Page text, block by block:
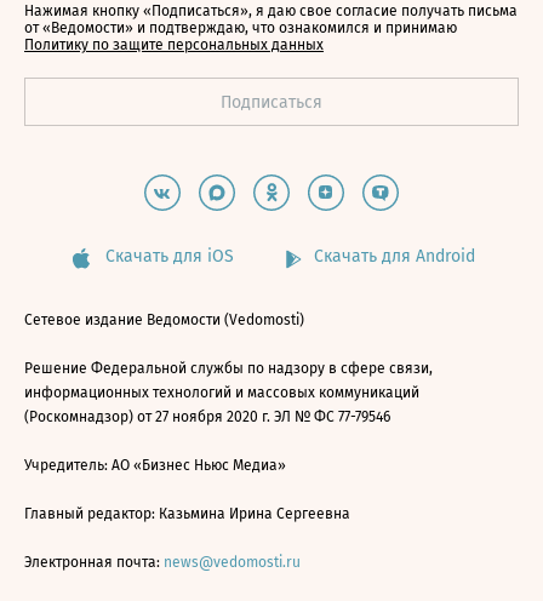
Нажимая кнопку «Подписаться», я даю свое согласие получать письма
от «Ведомости» и подтверждаю, что ознакомился и принимаю
Политику по защите персональных данных
Скачать для iOS Скачать для Android
Сетевое издание Ведомости (Vedomosti)
Решение Федеральной службы по надзору в сфере связи,
информационных технологий и массовых коммуникаций
(Роскомнадзор) от 27 ноября 2020 г. ЭЛ № ФС 77-79546
Учредитель: АО «Бизнес Ньюс Медиа»
Главный редактор: Казьмина Ирина Сергеевна
Электронная почта: news@vedomosti.ru